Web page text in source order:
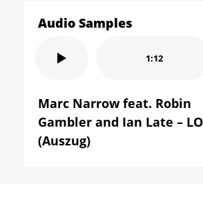
Audio Samples
1:12
Marc Narrow feat. Robin
Gambler and Ian Late –
(Auszug)